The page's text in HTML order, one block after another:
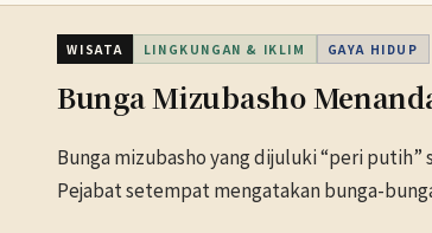
WISATA LINGKUNGAN & IKLIM GAYA HIDUP
Bunga Mizubasho
Bunga mizubasho yang dijuluki “peri
Pejabat setempat mengatakan bunga-